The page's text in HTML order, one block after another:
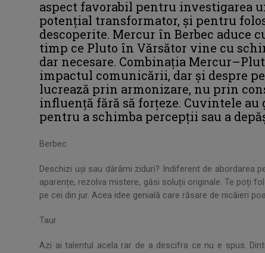
aspect favorabil pentru investigarea
potențial transformator, și pentru
descoperite. Mercur în Berbec aduce
timp ce Pluto în Vărsător vine cu
dar necesare. Combinația
impactul comunicării, dar și despre
lucrează prin armonizare, nu prin
influență fără să forțeze. Cuvintele
pentru a schimba percepții sau a
Berbec
Deschizi uși sau dărâmi ziduri? Indiferent de abordarea
aparențe, rezolva mistere, găsi soluții originale. Te poți
pe cei din jur. Acea idee genială care răsare de nicăieri
Taur
Azi ai talentul acela rar de a descifra ce nu e spus.